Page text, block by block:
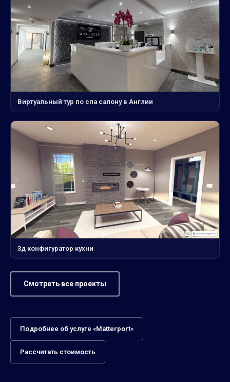
Виртуальный тур по спа салону в Англии
3д конфигуратор кухни
Смотреть все проекты
Подробнее об услуге «Matterport»
Рассчитать стоимость